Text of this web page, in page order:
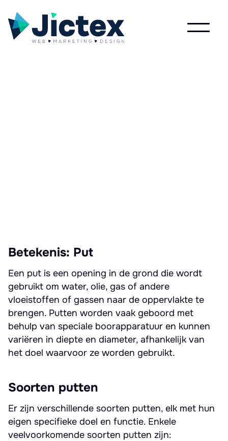
Betekenis: Put
Een put is een opening in de grond die wordt
gebruikt om water, olie, gas of andere
vloeistoffen of gassen naar de oppervlakte te
brengen. Putten worden vaak geboord met
behulp van speciale boorapparatuur en kunnen
variëren in diepte en diameter, afhankelijk van
het doel waarvoor ze worden gebruikt.
Soorten putten
Er zijn verschillende soorten putten, elk met hun
eigen specifieke doel en functie. Enkele
veelvoorkomende soorten putten zijn: